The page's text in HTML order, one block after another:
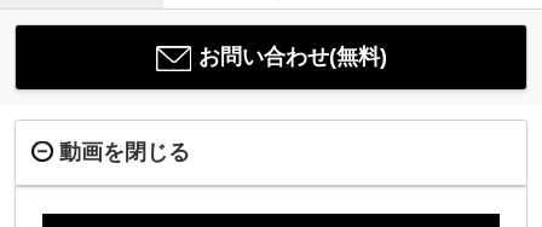
お問い合わせ(無料)
動画を閉じる